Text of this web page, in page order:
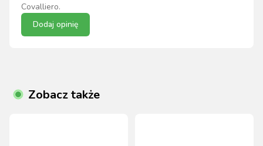
Covalliero.
Dodaj opinię
Zobacz także